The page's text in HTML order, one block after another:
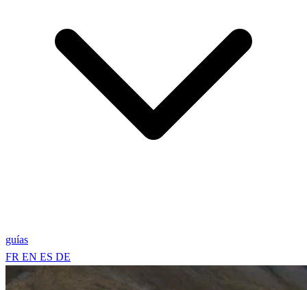
guías
FR EN ES DE